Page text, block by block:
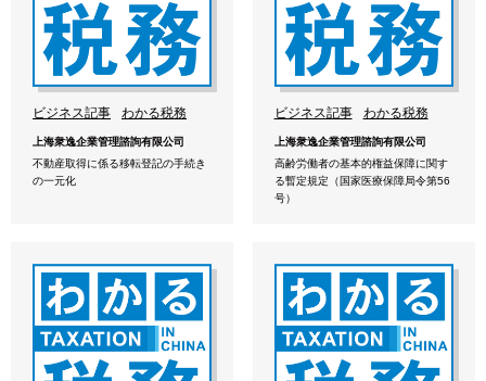
ビジネス記事 わかる税務
上海衆逸企業管理諮詢有限公司
不動産取得に係る移転登記の手続き
の一元化
ビジネス記事 わかる税務
上海衆逸企業管理諮詢有限公司
高齢労働者の基本的権益保障に関す
る暫定規定（国家医療保障局令第56
号）